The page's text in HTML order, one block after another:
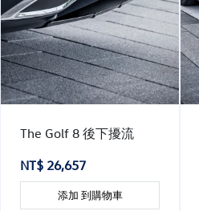
The Golf 8 後下擾流
NT$ 26,657
添加 到購物車